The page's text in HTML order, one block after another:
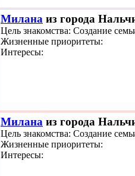
Милана из города
Цель знакомства: Создание
Жизненные приоритеты:
Интересы:
Милана из города
Цель знакомства: Создание
Жизненные приоритеты:
Интересы: